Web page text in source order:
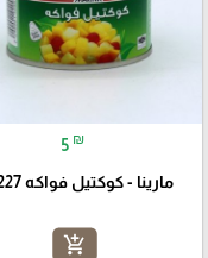
5 ₪
مارينا - كوكتيل فواكه 227غم
add_shopping_cart